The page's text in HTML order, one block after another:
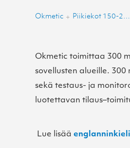
Okmetic + Piikiekot 150-200 mm
Okmetic toimittaa 300
sovellusten alueille.
sekä testaus- ja
luotettavan
Lue lisää